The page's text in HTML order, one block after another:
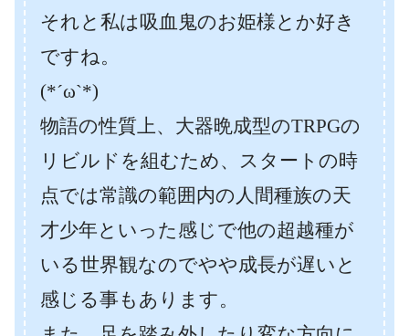
それと私は吸血鬼のお姫様とか好き
ですね。
(*´ω`*)
物語の性質上、大器晩成型のTRPGの
リビルドを組むため、スタートの時
点では常識の範囲内の人間種族の天
才少年といった感じで他の超越種が
いる世界観なのでやや成長が遅いと
感じる事もあります。